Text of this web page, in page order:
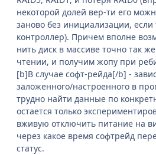
некоторой долей вер-ти его
заново без инициализации, если
контроллер). Причем вполне
нить диск в массиве точно так
чтении, и получим жопу при
[b]В случае софт-рейда[/b] -
заложенного/настроенного в
трудно найти данные по
остается только
вживую отключить питание на
через какое время софтрейд
статус.